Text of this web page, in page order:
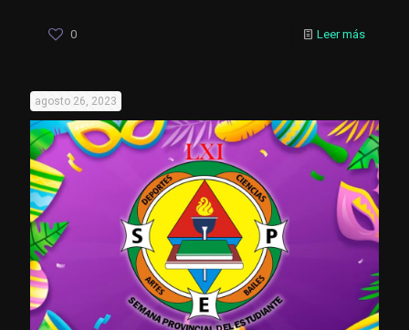
0 Leer más
agosto 26, 2023